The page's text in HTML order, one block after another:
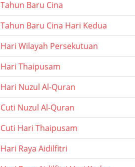
Tahun Baru Cina
Tahun Baru Cina Hari Kedua
Hari Wilayah Persekutuan
Hari Thaipusam
Hari Nuzul Al-Quran
Cuti Nuzul Al-Quran
Cuti Hari Thaipusam
Hari Raya Aidilfitri